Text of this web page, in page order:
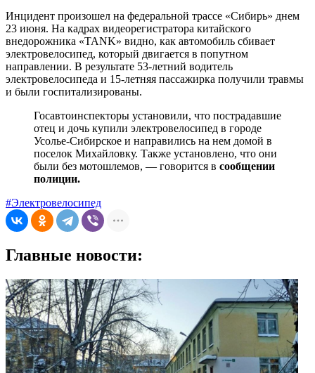
Инцидент произошел на федеральной трассе «Сибирь» днем
23 июня. На кадрах видеорегистратора китайского
внедорожника «TANK» видно, как автомобиль сбивает
электровелосипед, который двигается в попутном
направлении. В результате 53-летний водитель
электровелосипеда и 15-летняя пассажирка получили травмы
и были госпитализированы.
Госавтоинспекторы установили, что пострадавшие
отец и дочь купили электровелосипед в городе
Усолье-Сибирское и направились на нем домой в
поселок Михайловку. Также установлено, что они
были без мотошлемов, — говорится в сообщении
полиции.
#Электровелосипед
Главные новости: